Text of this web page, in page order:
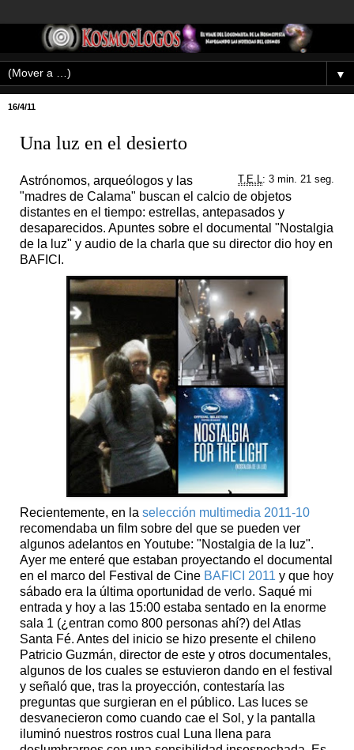
▼
16/4/11
Una luz en el desierto
T.E.L : 3 min. 21 seg.
Astrónomos, arqueólogos y las
"madres de Calama" buscan el calcio de objetos
distantes en el tiempo: estrellas, antepasados y
desaparecidos. Apuntes sobre el documental "Nostalgia
de la luz" y audio de la charla que su director dio hoy en
BAFICI.
Recientemente, en la selección multimedia 2011-10
recomendaba un film sobre del que se pueden ver
algunos adelantos en Youtube: "Nostalgia de la luz".
Ayer me enteré que estaban proyectando el documental
en el marco del Festival de Cine BAFICI 2011 y que hoy
sábado era la última oportunidad de verlo. Saqué mi
entrada y hoy a las 15:00 estaba sentado en la enorme
sala 1 (¿entran como 800 personas ahí?) del Atlas
Santa Fé. Antes del inicio se hizo presente el chileno
Patricio Guzmán, director de este y otros documentales,
algunos de los cuales se estuvieron dando en el festival
y señaló que, tras la proyección, contestaría las
preguntas que surgieran en el público. Las luces se
desvanecieron como cuando cae el Sol, y la pantalla
iluminó nuestros rostros cual Luna llena para